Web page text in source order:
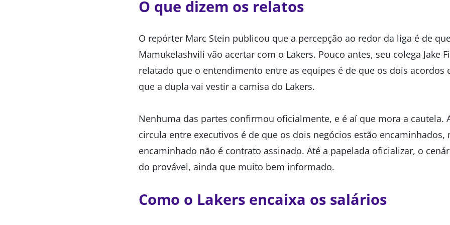
O que dizem os relatos
O repórter Marc Stein publicou que a percepção ao redor da liga é de
Mamukelashvili vão acertar com o Lakers. Pouco antes, seu colega Jake
relatado que o entendimento entre as equipes é de que os dois acordos
que a dupla vai vestir a camisa do Lakers.
Nenhuma das partes confirmou oficialmente, e é aí que mora a cautela.
circula entre executivos é de que os dois negócios estão encaminhados,
encaminhado não é contrato assinado. Até a papelada oficializar, o
do provável, ainda que muito bem informado.
Como o Lakers encaixa os salários